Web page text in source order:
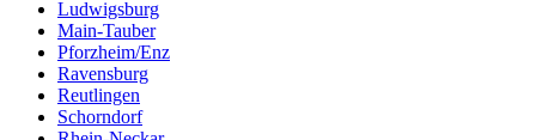
Ludwigsburg
Main-Tauber
Pforzheim/Enz
Ravensburg
Reutlingen
Schorndorf